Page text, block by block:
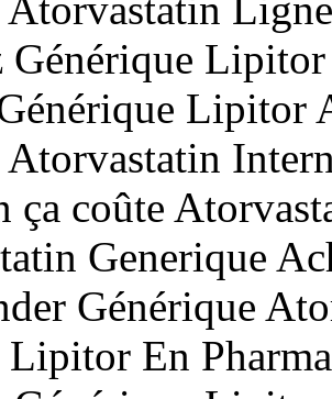
Générique
Lipitor
Atorvastatin
ça coûte
Generique
Générique
Lipitor En